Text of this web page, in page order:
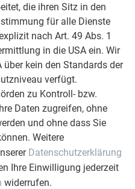
die ihren Sitz in den
für alle Dienste
nach Art. 49 Abs. 1
in die USA ein. Wir
über kein den Standards der
verfügt.
zu Kontroll- bzw.
Daten zugreifen, ohne
und ohne dass Sie
Weitere
Datenschutzerklärung
Ihre Einwilligung jederzeit
widerrufen.
WEITER